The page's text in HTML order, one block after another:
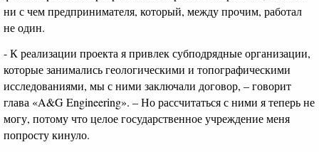
ни с чем предпринимателя, который, между прочим, работал
не один.
- К реализации проекта я привлек субподрядные организации,
которые занимались геологическими и топографическими
исследованиями, мы с ними заключали договор, – говорит
глава «A&G Engineering». – Но рассчитаться с ними я теперь не
могу, потому что целое государственное учреждение меня
попросту кинуло.